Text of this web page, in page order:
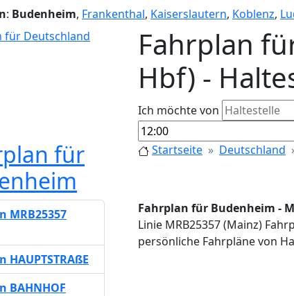
: Budenheim, Frankenthal, Kaiserslautern, Koblenz,
für Deutschland
Fahrplan
Hbf) -
Ich möchte von
für
Startseite Deutschland
Fahrplan für Budenheim -
Linie MRB25357 (Mainz)
persönliche Fahrpläne von
MRB25357
HAUPTSTRAßE
BAHNHOF